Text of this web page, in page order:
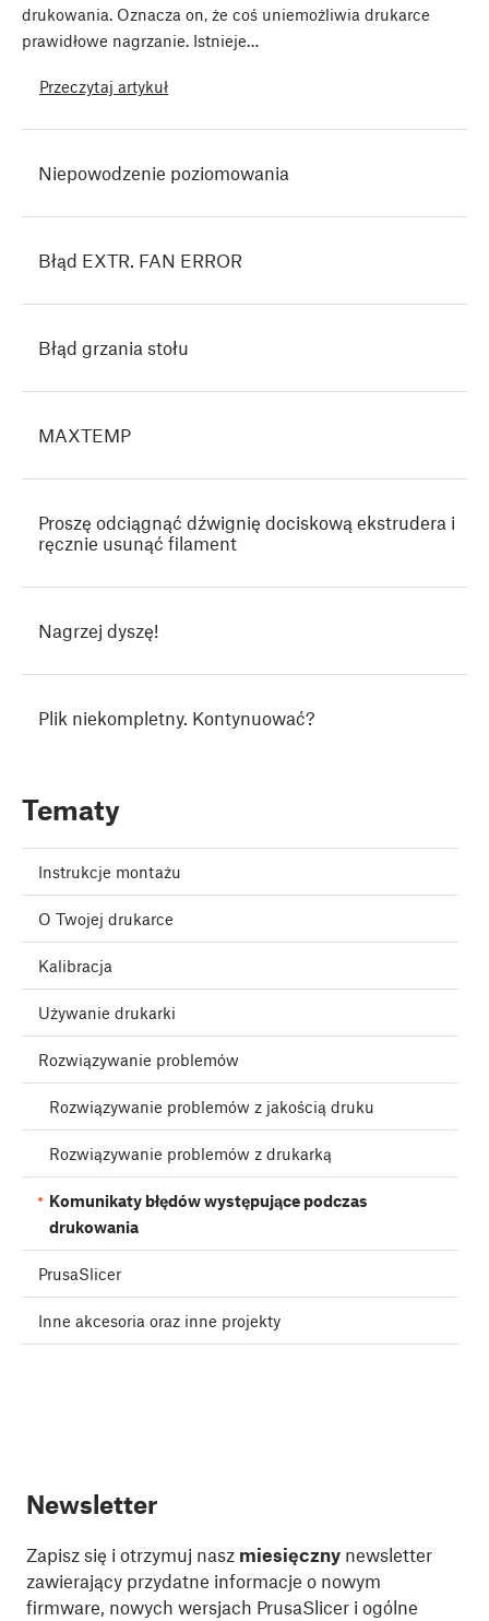
drukowania. Oznacza on, że coś uniemożliwia drukarce
prawidłowe nagrzanie. Istnieje…
Przeczytaj artykuł
Niepowodzenie poziomowania
Błąd EXTR. FAN ERROR
Błąd grzania stołu
MAXTEMP
Proszę odciągnąć dźwignię dociskową ekstrudera i
ręcznie usunąć filament
Nagrzej dyszę!
Plik niekompletny. Kontynuować?
Tematy
Instrukcje montażu
O Twojej drukarce
Kalibracja
Używanie drukarki
Rozwiązywanie problemów
Rozwiązywanie problemów z jakością druku
Rozwiązywanie problemów z drukarką
Komunikaty błędów występujące podczas
drukowania
PrusaSlicer
Inne akcesoria oraz inne projekty
Newsletter
Zapisz się i otrzymuj nasz miesięczny newsletter
zawierający przydatne informacje o nowym
firmware, nowych wersjach PrusaSlicer i ogólne